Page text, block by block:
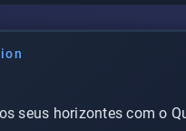
seus horizontes com o